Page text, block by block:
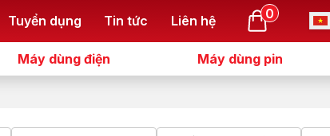
Tuyển dụng Tin tức Liên hệ 0
Máy dùng điện Máy dùng pin